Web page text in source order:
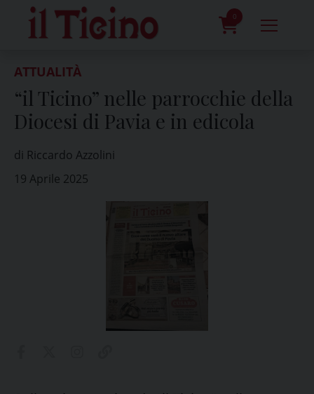
content
0
ATTUALITÀ
“il Ticino” nelle parrocchie della
Diocesi di Pavia e in edicola
di Riccardo Azzolini
19 Aprile 2025